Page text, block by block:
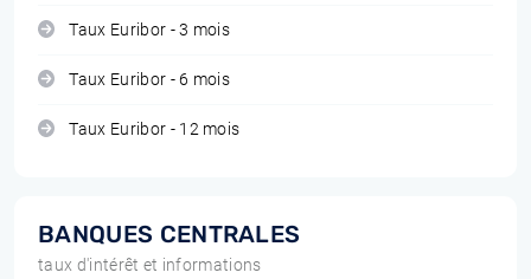
Taux Euribor - 3 mois
Taux Euribor - 6 mois
Taux Euribor - 12 mois
BANQUES CENTRALES
taux d'intérêt et informations